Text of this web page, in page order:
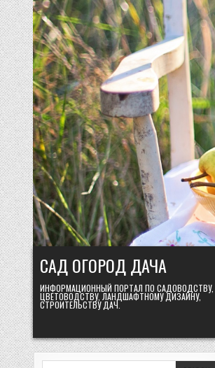
Skip
to
content
САД ОГОРОД ДАЧА
ИНФОРМАЦИОННЫЙ ПОРТАЛ ПО САДОВОДСТВУ,
ЦВЕТОВОДСТВУ, ЛАНДШАФТНОМУ ДИЗАЙНУ,
СТРОИТЕЛЬСТВУ ДАЧ.